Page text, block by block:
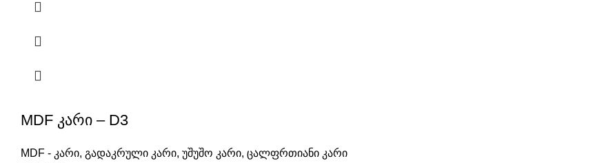
MDF კარი – D3
MDF - კარი, გადაკრული კარი, უშუშო კარი, ცალფრთიანი კარი